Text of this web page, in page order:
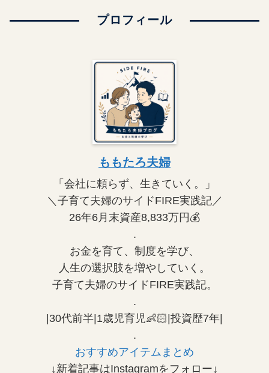
プロフィール
ももたろ夫婦
「会社に頼らず、生きていく。」
＼子育て夫婦のサイドFIRE実践記／
26年6月末資産8,833万円💰
.
お金を育て、制度を学び、
人生の選択肢を増やしていく。
子育て夫婦のサイドFIRE実践記。
.
|30代前半|1歳児育児👶🏻|投資歴7年|
.
おすすめアイテムまとめ
↓新着記事はInstagramをフォロー↓